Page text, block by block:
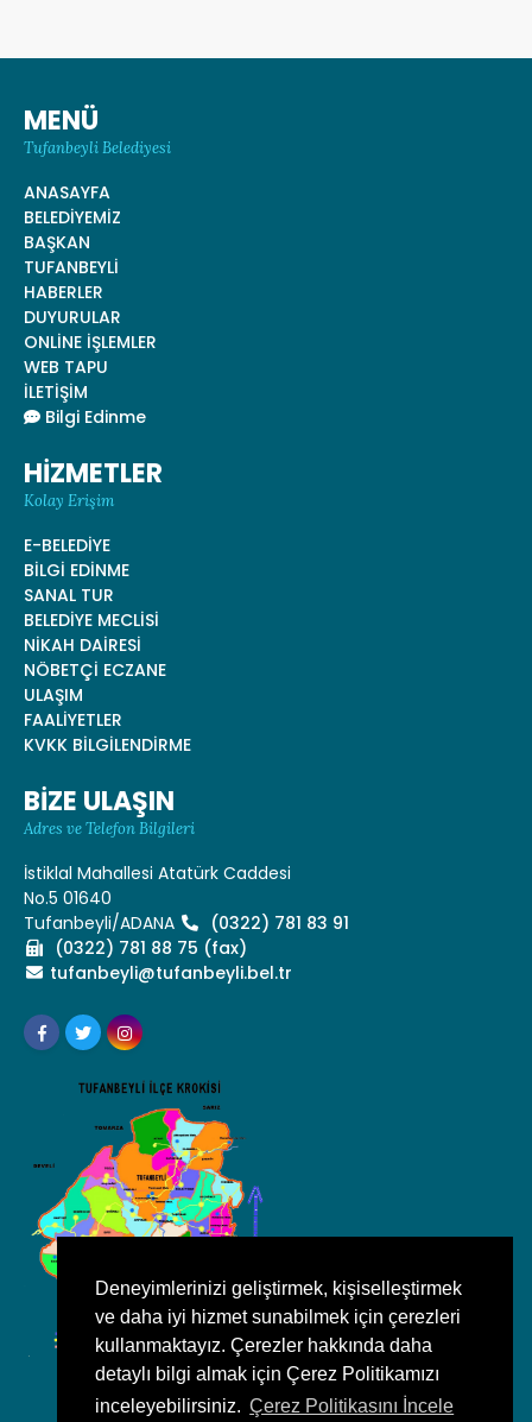
Deneyimlerinizi geliştirmek, kişiselleştirmek
ve daha iyi hizmet sunabilmek için çerezleri
kullanmaktayız. Çerezler hakkında daha
detaylı bilgi almak için Çerez Politikamızı
inceleyebilirsiniz. Çerez Politikasını İncele
MENÜ
Tufanbeyli Belediyesi
ANASAYFA
BELEDİYEMİZ
BAŞKAN
TUFANBEYLİ
HABERLER
DUYURULAR
ONLİNE İŞLEMLER
WEB TAPU
İLETİŞİM
Bilgi Edinme
HİZMETLER
Kolay Erişim
E-BELEDİYE
BİLGİ EDİNME
SANAL TUR
BELEDİYE MECLİSİ
NİKAH DAİRESİ
NÖBETÇİ ECZANE
ULAŞIM
FAALİYETLER
KVKK BİLGİLENDİRME
BİZE ULAŞIN
Adres ve Telefon Bilgileri
İstiklal Mahallesi Atatürk Caddesi
No.5 01640
Tufanbeyli/ADANA
(0322) 781 83 91
(0322) 781 88 75 (fax)
tufanbeyli@tufanbeyli.bel.tr